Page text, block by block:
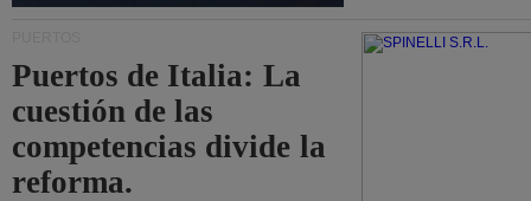
Puertos de Italia: La
cuestión de las
competencias divide la
reforma.